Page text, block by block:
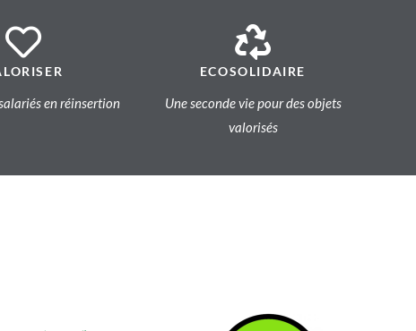
en réinsertion
ECOSOLIDAIRE
Une seconde vie pour des objets
valorisés